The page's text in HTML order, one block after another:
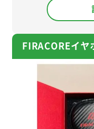
FIRACOREイヤ